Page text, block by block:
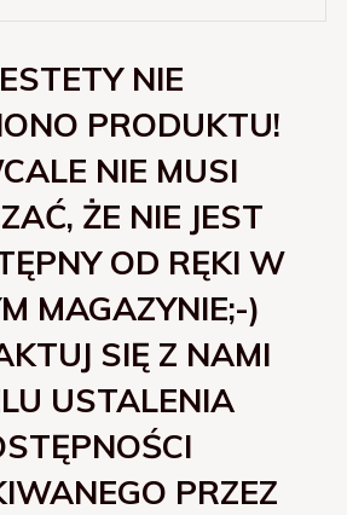
NIE
PRODUKTU!
NIE MUSI
ŻE NIE JEST
OD RĘKI W
MAGAZYNIE;-)
SIĘ Z NAMI
USTALENIA
PRZEZ